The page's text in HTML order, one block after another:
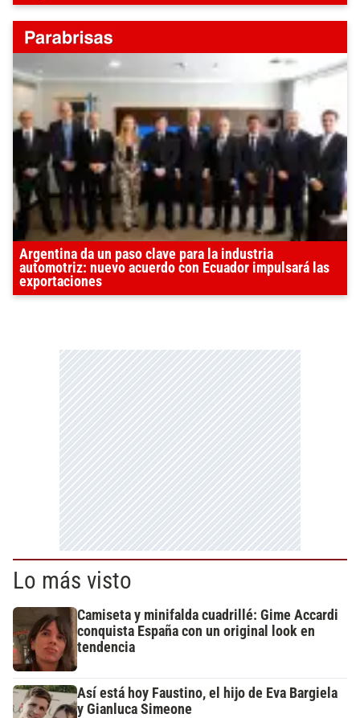
Argentina da un paso clave para la industria
automotriz: nuevo acuerdo con Ecuador impulsará las
exportaciones
Lo más visto
Camiseta y minifalda cuadrillé: Gime Accardi
conquista España con un original look en
tendencia
Así está hoy Faustino, el hijo de Eva Bargiela
y Gianluca Simeone